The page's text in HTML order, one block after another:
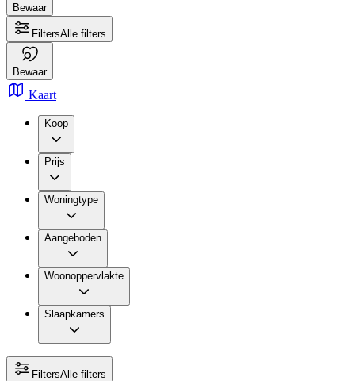
Bewaar
FiltersAlle filters
Bewaar
Kaart
Koop
Prijs
Woningtype
Aangeboden
Woonoppervlakte
Slaapkamers
FiltersAlle filters